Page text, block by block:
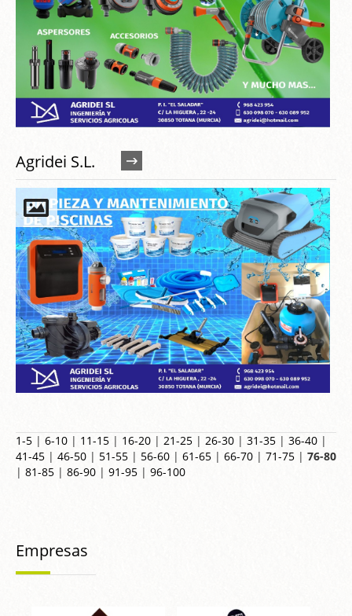
Agridei S.L.
1-5 | 6-10 | 11-15 | 16-20 | 21-25 | 26-30 | 31-35 | 36-40 |
41-45 | 46-50 | 51-55 | 56-60 | 61-65 | 66-70 | 71-75 | 76-80
| 81-85 | 86-90 | 91-95 | 96-100
Empresas